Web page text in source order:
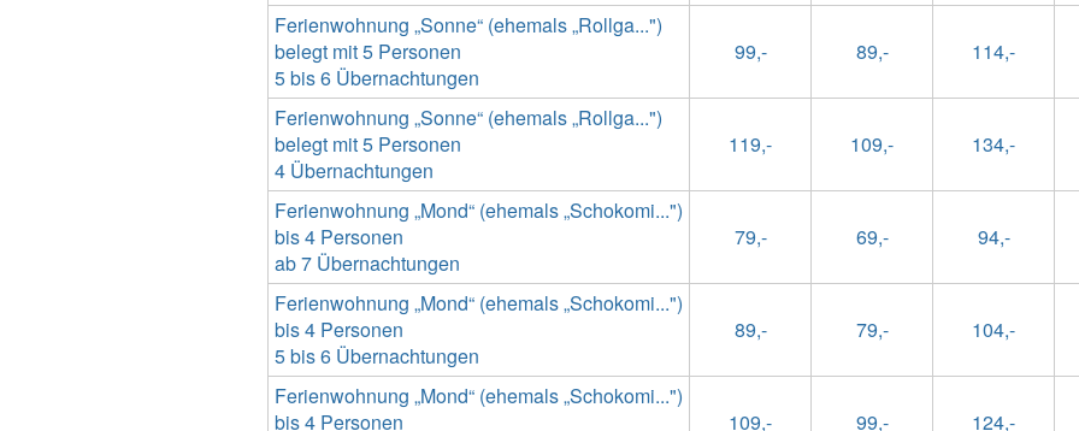
Ferienwohnung „Sonne“ (ehemals „Rollga...")
belegt mit 5 Personen
5 bis 6 Übernachtungen
Ferienwohnung „Sonne“ (ehemals „Rollga...")
belegt mit 5 Personen
4 Übernachtungen
Ferienwohnung „Mond“ (ehemals „Schokomi...")
bis 4 Personen
ab 7 Übernachtungen
Ferienwohnung „Mond“ (ehemals „Schokomi...")
bis 4 Personen
5 bis 6 Übernachtungen
Ferienwohnung „Mond“ (ehemals „Schokomi...")
bis 4 Personen
99,- 89,- 114,-
119,- 109,- 134,-
79,- 69,- 94,-
89,- 79,- 104,-
109,- 99,- 124,-